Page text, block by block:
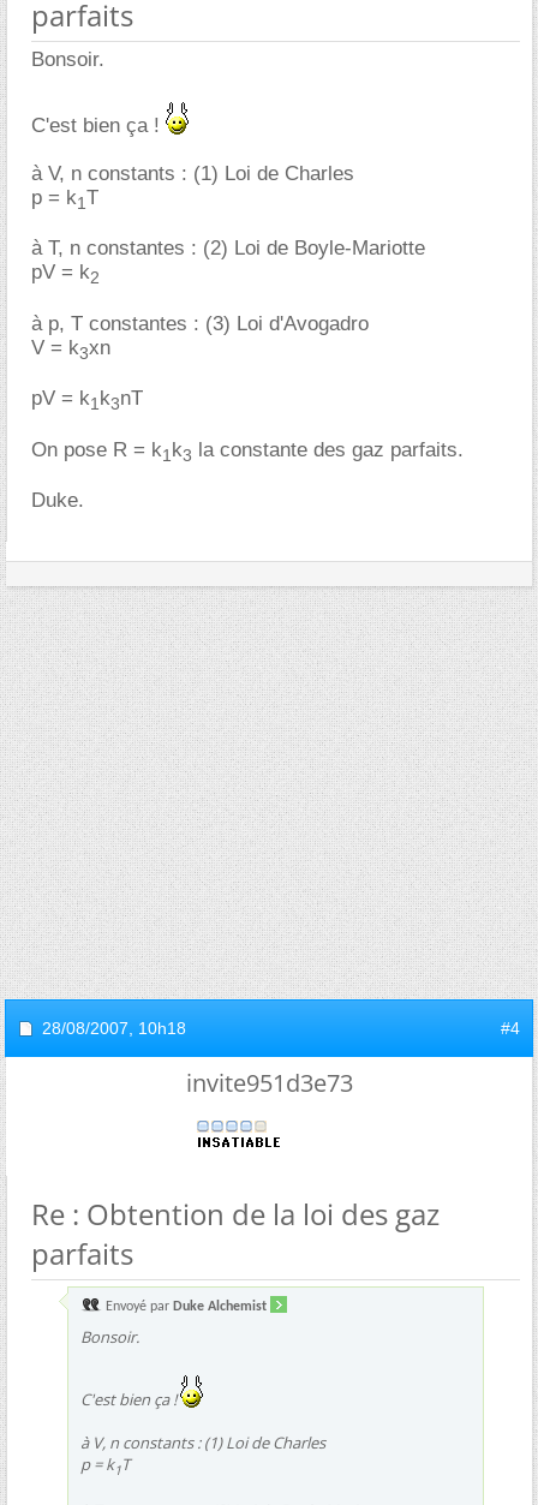
parfaits
Bonsoir.
C'est bien ça !
à V, n constants : (1) Loi de Charles
p = k1T
à T, n constantes : (2) Loi de Boyle-Mariotte
pV = k2
à p, T constantes : (3) Loi d'Avogadro
V = k3xn
pV = k1k3nT
On pose R = k1 k3 la constante des gaz parfaits.
Duke.
28/08/2007, 10h18 #4
invite951d3e73
Re : Obtention de la loi des gaz
parfaits
Envoyé par Duke Alchemist
Bonsoir.
C'est bien ça !
à V, n constants : (1) Loi de Charles
p = k1T